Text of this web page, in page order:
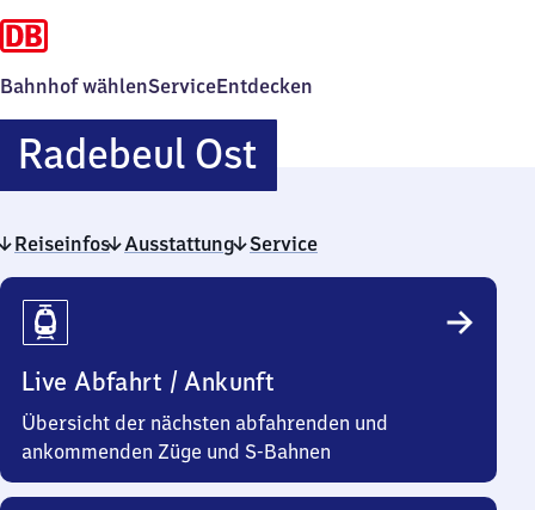
Bahnhof wählenServiceEntdecken
Radebeul OstRadebeul
Ost
Reiseinfos Ausstattung Service
Reiseinfos
Live Abfahrt / Ankunft
Übersicht der nächsten abfahrenden und
ankommenden Züge und S-Bahnen